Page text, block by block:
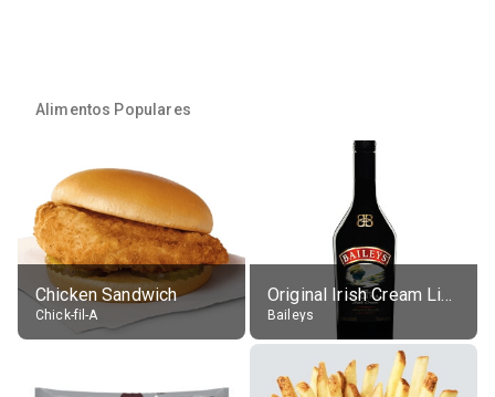
Alimentos Populares
Chicken Sandwich
Chick-fil-A
Original Irish Cream Liqueur (17% alc.)
Baileys